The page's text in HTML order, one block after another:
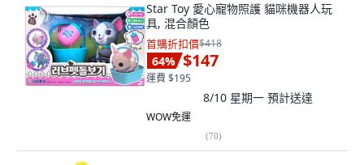
Star Toy 愛心寵物照護 貓咪機器人玩
具, 混合顏色
首購折扣價$418
64% $147
運費 $195
8/10 星期一 預計送達
WOW免運
(70)